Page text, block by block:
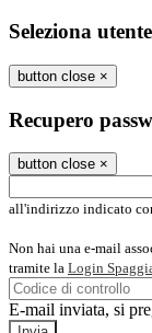
Seleziona utente
button close ×
Recupero
button close ×
all'indirizzo indicato
Non hai una e-mail
tramite la Login
E-mail inviata, si